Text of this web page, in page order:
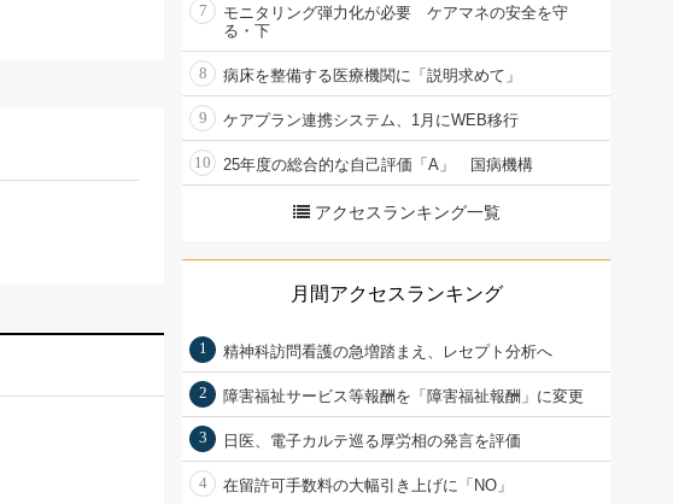
7
モニタリング弾力化が必要 ケアマネの安全を守
る・下
8 病床を整備する医療機関に「説明求めて」
9 ケアプラン連携システム、1月にWEB移行
10 25年度の総合的な自己評価「A」 国病機構
アクセスランキング一覧
月間アクセスランキング
1 精神科訪問看護の急増踏まえ、レセプト分析へ
2 障害福祉サービス等報酬を「障害福祉報酬」に変更
3 日医、電子カルテ巡る厚労相の発言を評価
4 在留許可手数料の大幅引き上げに「NO」